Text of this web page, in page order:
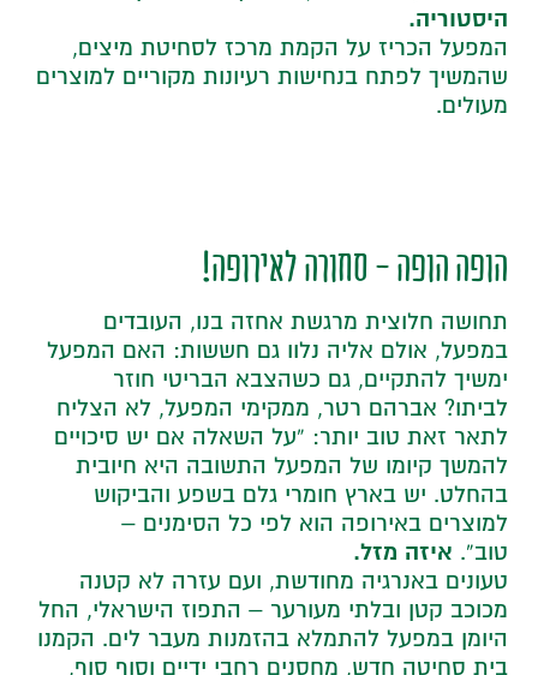
היסטוריה.
המפעל הכריז על הקמת מרכז לסחיטת מיצים,
שהמשיך לפתח בנחישות רעיונות מקוריים למוצרים
מעולים.
הופה הופה-סחורהלאירופה!
תחושה חלוצית מרגשת אחזה בנו, העובדים
במפעל, אולם אליה נלוו גם חששות: האם המפעל
ימשיך להתקיים, גם כשהצבא הבריטי חוזר
לביתו? אברהם רטר, ממקימי המפעל, לא הצליח
לתאר זאת טוב יותר: “על השאלה אם יש סיכויים
להמשך קיומו של המפעל התשובה היא חיובית
בהחלט. יש בארץ חומרי גלם בשפע והביקוש
למוצרים באירופה הוא לפי כל הסימנים –
טוב”. איזה מזל.
טעונים באנרגיה מחודשת, ועם עזרה לא קטנה
מכוכב קטן ובלתי מעורער – התפוז הישראלי, החל
היומן במפעל להתמלא בהזמנות מעבר לים. הקמנו
בית סחיטה חדש, מחסנים רחבי ידיים וסוף סוף,